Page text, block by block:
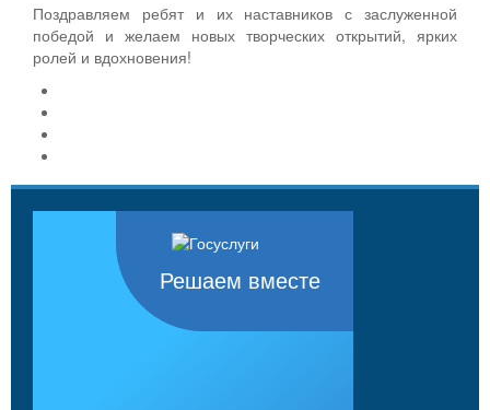
Поздравляем ребят и их наставников с заслуженной
победой и желаем новых творческих открытий, ярких
ролей и вдохновения!
Решаем вместе